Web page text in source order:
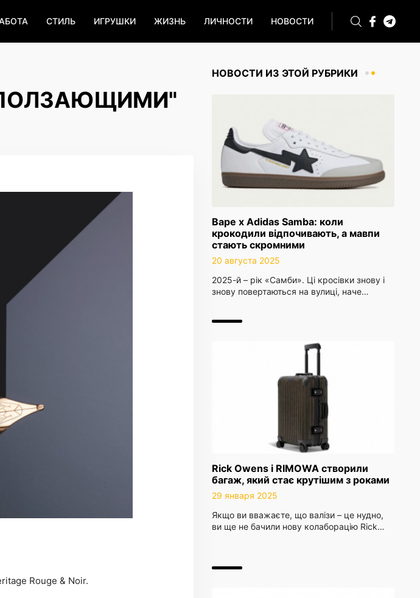
СТИЛЬ ИГРУШКИ ЖИЗНЬ ЛИЧНОСТИ НОВОСТИ
НОВОСТИ ИЗ ЭТОЙ РУБРИКИ
Bape x Adidas Samba: коли
крокодили відпочивають, а мавпи
стають скромними
20 августа 2025
2025-й – рік «Самби». Ці кросівки знову і
знову повертаються на вулиці, наче…
Rick Owens і RIMOWA створили
багаж, який стає крутішим з роками
29 января 2025
Якщо ви вважаєте, що валізи – це нудно,
ви ще не бачили нову колаборацію Rick…
Rouge & Noir.